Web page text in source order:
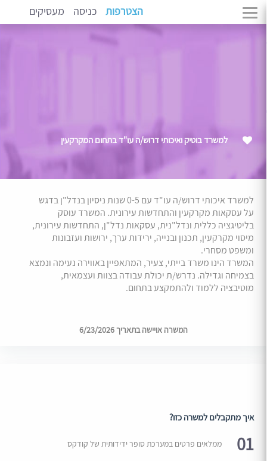
הצטרפות כניסה מעסיקים
למשרד בוטיק ואיכותי דרוש/ה עו"ד בתחום המקרקעין
למשרד איכותי דרוש/ה עו"ד עם 0-5 שנות ניסיון בנדל"ן בדגש
על עסקאות מקרקעין והתחדשות עירונית. המשרד עוסק
בליטיגציה כללית ונדל"נית, עסקאות נדל"ן, התחדשות עירונית,
מיסוי מקרקעין, תכנון ובנייה, ירידות ערך, ירושות ועזבונות
ומשפט מסחרי.
המשרד הינו משרד בייתי, צעיר, המתאפיין באווירה נעימה ונמצא
בצמיחה וגדילה. נדרש/ת יכולת עבודה בצוות ועצמאית,
מוטיבציה ללמוד ולהתמקצע בתחום.
המשרה אויישה בתאריך 6/23/2026
איך מתקבלים למשרה כזו?
01 ממלאים פרטים במערכת סופר ידידותית של קודקס